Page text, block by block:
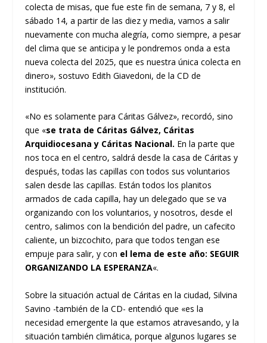
colecta de misas, que fue este fin de semana, 7 y 8, el
sábado 14, a partir de las diez y media, vamos a salir
nuevamente con mucha alegría, como siempre, a pesar
del clima que se anticipa y le pondremos onda a esta
nueva colecta del 2025, que es nuestra única colecta en
dinero», sostuvo Edith Giavedoni, de la CD de
institución.
«No es solamente para Cáritas Gálvez», recordó, sino
que «se trata de Cáritas Gálvez, Cáritas
Arquidiocesana y Cáritas Nacional. En la parte que
nos toca en el centro, saldrá desde la casa de Cáritas y
después, todas las capillas con todos sus voluntarios
salen desde las capillas. Están todos los planitos
armados de cada capilla, hay un delegado que se va
organizando con los voluntarios, y nosotros, desde el
centro, salimos con la bendición del padre, un cafecito
caliente, un bizcochito, para que todos tengan ese
empuje para salir, y con el lema de este año: SEGUIR
ORGANIZANDO LA ESPERANZA«.
Sobre la situación actual de Cáritas en la ciudad, Silvina
Savino -también de la CD- entendió que «es la
necesidad emergente la que estamos atravesando, y la
situación también climática, porque algunos lugares se